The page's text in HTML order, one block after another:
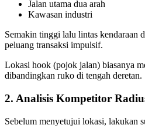
Jalan utama dua arah
Kawasan industri
Semakin tinggi lalu lintas kendaraan
peluang transaksi impulsif.
Lokasi hook (pojok jalan) biasanya
dibandingkan ruko di tengah deretan.
2. Analisis Kompetitor
Sebelum menyetujui lokasi, lakukan